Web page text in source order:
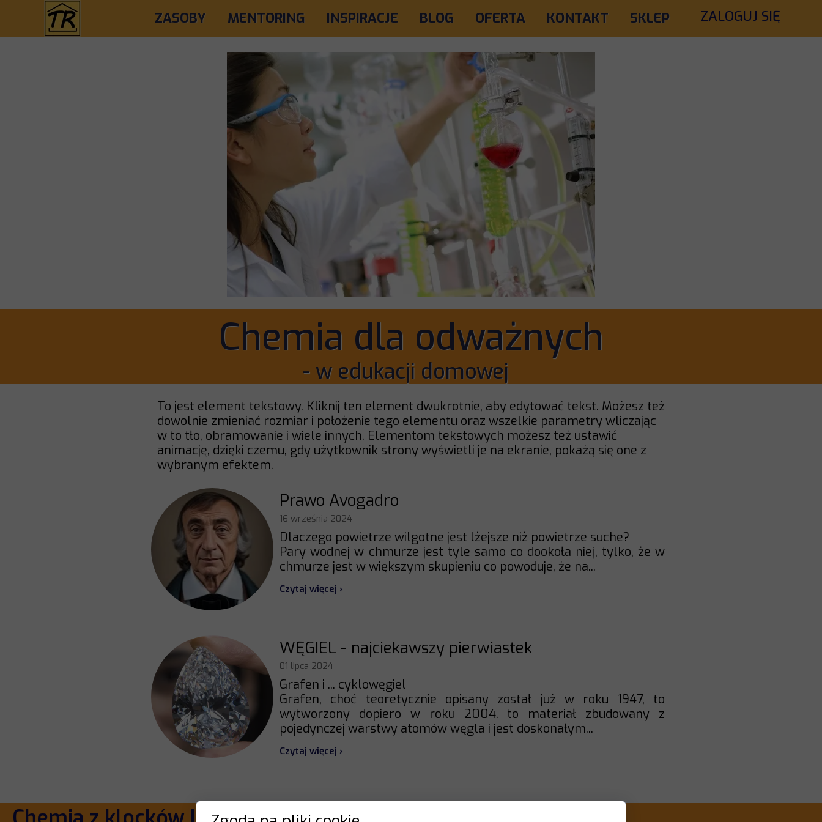
ZALOGUJ SIĘ
ZASOBY MENTORING INSPIRACJE BLOG OFERTA KONTAKT SKLEP
Chemia dla odważnych
- w edukacji domowej
To jest element tekstowy. Kliknij ten element dwukrotnie, aby edytować tekst. Możesz też
dowolnie zmieniać rozmiar i położenie tego elementu oraz wszelkie parametry wliczając
w to tło, obramowanie i wiele innych. Elementom tekstowych możesz też ustawić
animację, dzięki czemu, gdy użytkownik strony wyświetli je na ekranie, pokażą się one z
wybranym efektem.
Prawo Avogadro
16 września 2024
Dlaczego powietrze wilgotne jest lżejsze niż powietrze suche?
Pary wodnej w chmurze jest tyle samo co dookoła niej, tylko, że w
chmurze jest w większym skupieniu co powoduje, że na...
Czytaj więcej ›
WĘGIEL - najciekawszy pierwiastek
01 lipca 2024
Grafen i ... cyklowęgiel
Grafen, choć teoretycznie opisany został już w roku 1947, to
wytworzony dopiero w roku 2004. to materiał zbudowany z
pojedynczej warstwy atomów węgla i jest doskonałym...
Czytaj więcej ›